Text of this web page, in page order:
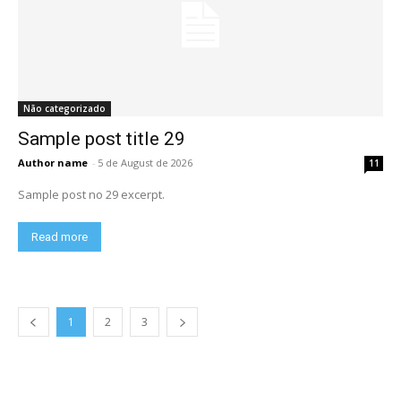
Não categorizado
Sample post title 29
Author name - 5 de August de 2026 11
Sample post no 29 excerpt.
Read more
1 2 3